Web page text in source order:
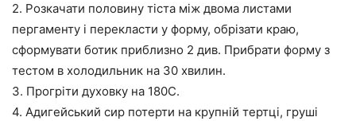
2. Розкачати половину тіста між двома листами
пергаменту і перекласти у форму, обрізати краю,
сформувати ботик приблизно 2 див. Прибрати форму з
тестом в холодильник на 30 хвилин.
3. Прогріти духовку на 180С.
4. Адигейський сир потерти на крупній тертці, груші